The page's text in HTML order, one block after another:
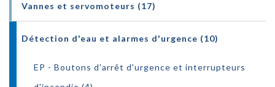
Vannes et servomoteurs (17)
Détection d'eau et alarmes d'urgence (10)
EP - Boutons d'arrêt d'urgence et interrupteurs